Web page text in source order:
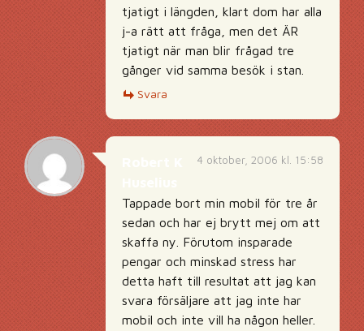
tjatigt i längden, klart dom har alla
j-a rätt att fråga, men det ÄR
tjatigt när man blir frågad tre
gånger vid samma besök i stan.
Svara
4 oktober, 2006 kl. 15:58
Tappade bort min mobil för tre år
sedan och har ej brytt mej om att
skaffa ny. Förutom insparade
pengar och minskad stress har
detta haft till resultat att jag kan
svara försäljare att jag inte har
mobil och inte vill ha någon heller.